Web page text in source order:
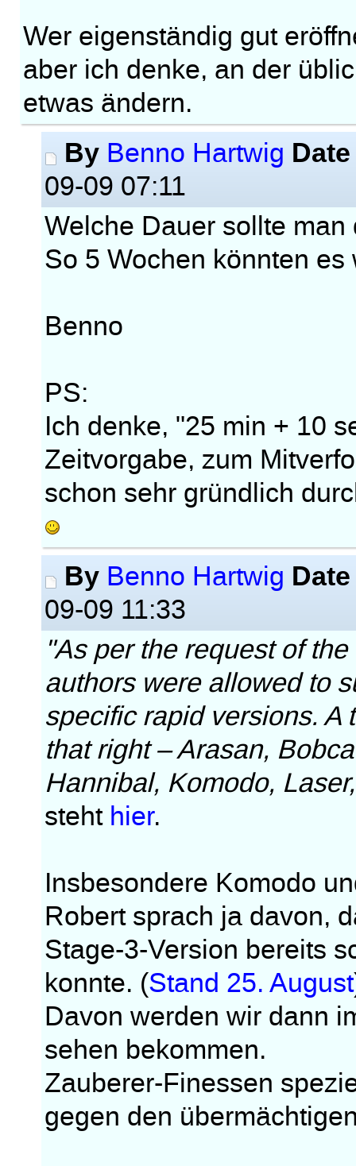
Wer eigenständig gut
aber ich denke, an der
etwas ändern.
By Benno Hartwig Date
09-09 07:11
Welche Dauer sollte
So 5 Wochen könnten es
Benno
PS:
Ich denke, "25 min + 10
Zeitvorgabe, zum
schon sehr gründlich
By Benno Hartwig Date
09-09 11:33
"As per the request of
authors were allowed to
specific rapid versions. A
that right – Arasan,
Hannibal, Komodo,
steht hier.
Insbesondere Komodo
Robert sprach ja davon,
Stage-3-Version bereits
konnte. (Stand 25. August
Davon werden wir dann
sehen bekommen.
Zauberer-Finessen
gegen den